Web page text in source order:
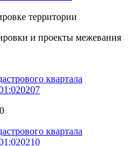
территории
и проекты межевания
квартала
квартала